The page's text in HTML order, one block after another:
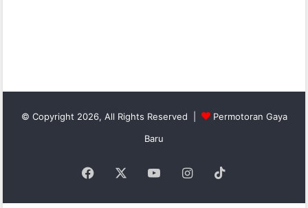
© Copyright 2026, All Rights Reserved |
Permotoran Gaya
Baru
Facebook YouTubeInstagram